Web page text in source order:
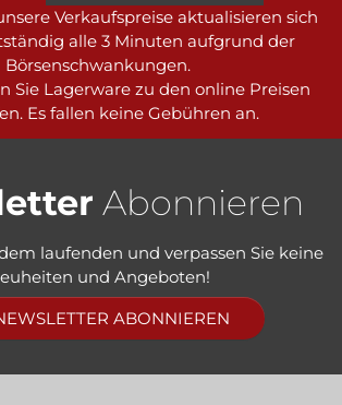
Verkaufspreise aktualisieren sich
alle 3 Minuten aufgrund der
Börsenschwankungen.
Sie Lagerware zu den online Preisen
Es fallen keine Gebühren an.
Abonnieren
laufenden und verpassen Sie keine
und Angeboten!
ABONNIEREN